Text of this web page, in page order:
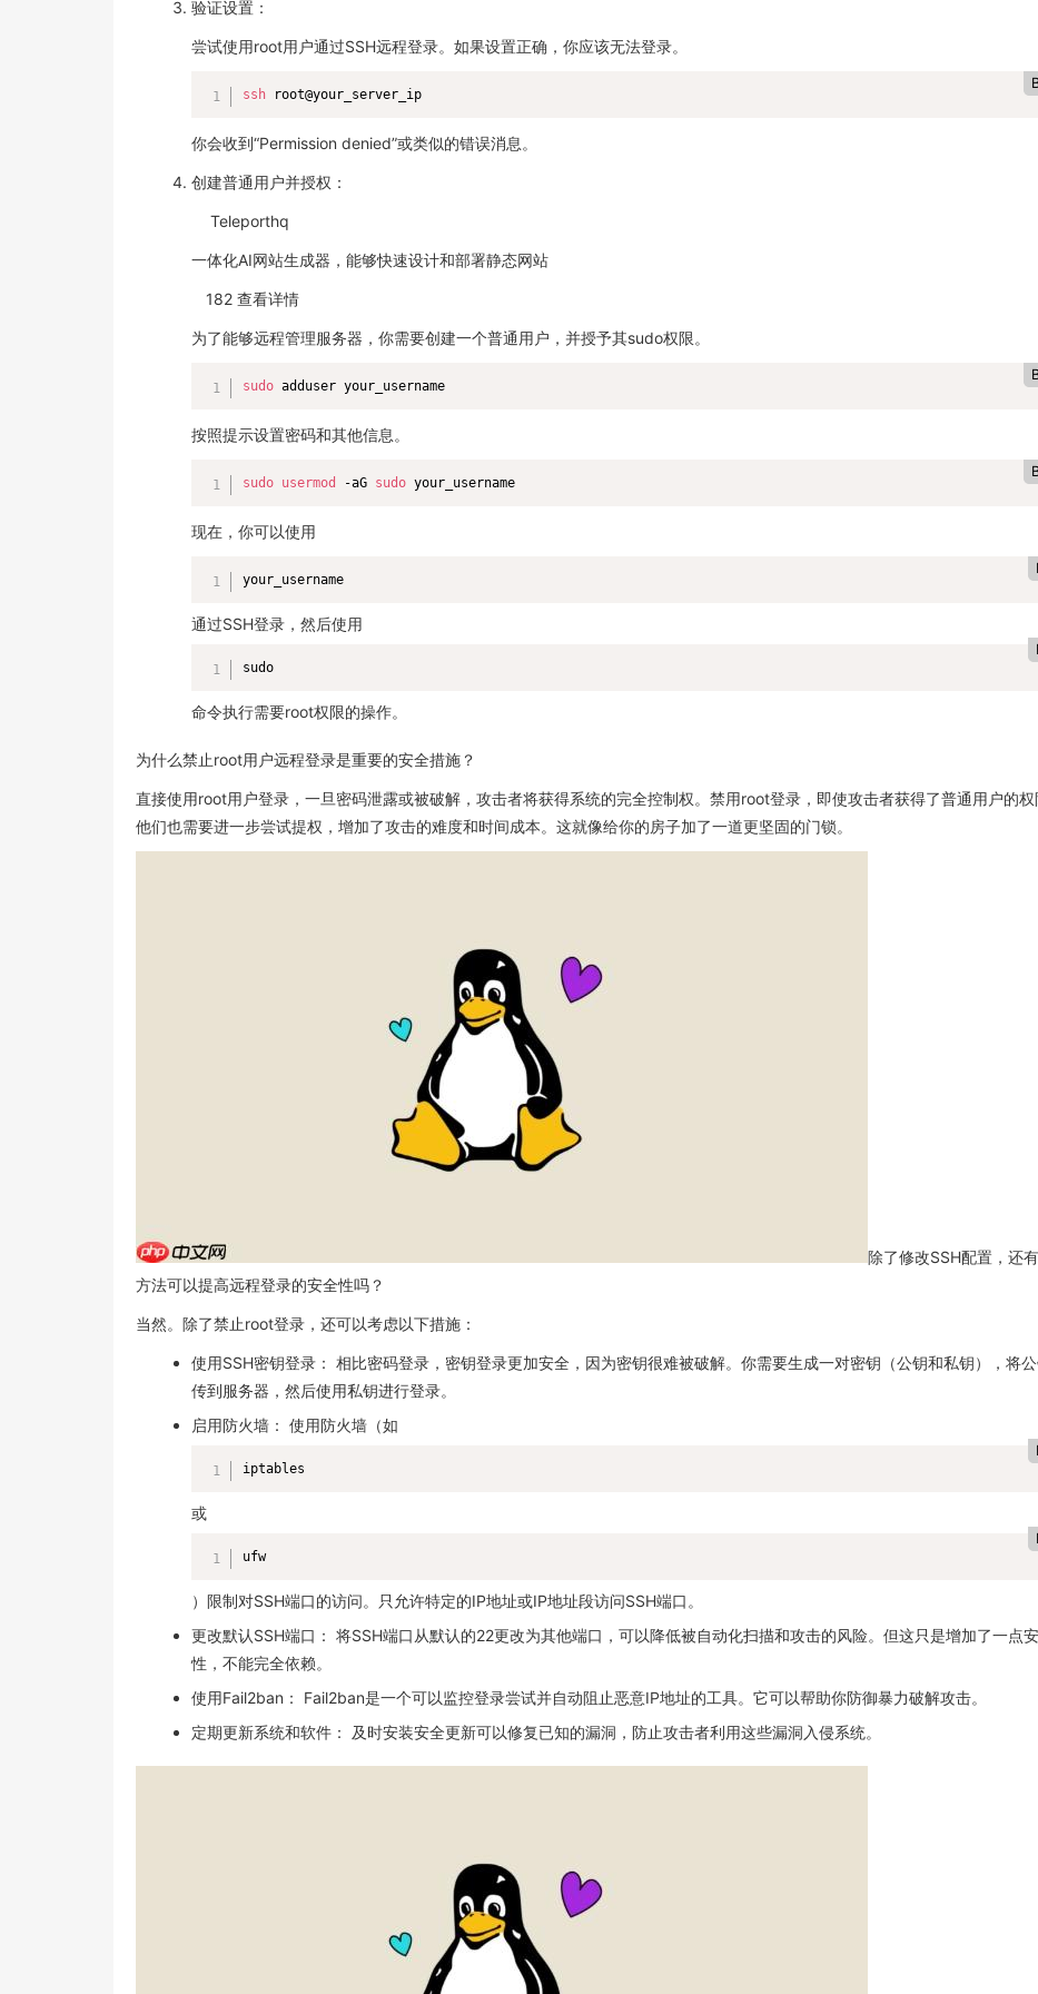
验证设置：
尝试使用root用户通过SSH远程登录。如果设置正确，你应该无法登录。
ssh root@your_server_ip
你会收到“Permission denied”或类似的错误消息。
创建普通用户并授权：
Teleporthq
一体化AI网站生成器，能够快速设计和部署静态网站
182 查看详情
为了能够远程管理服务器，你需要创建一个普通用户，并授予其sudo权限。
sudo adduser your_username
按照提示设置密码和其他信息。
sudo usermod -aG sudo your_username
现在，你可以使用
your_username
通过SSH登录，然后使用
sudo
命令执行需要root权限的操作。
为什么禁止root用户远程登录是重要的安全措施？
直接使用root用户登录，一旦密码泄露或被破解，攻击者将获得系统的完全控制权。禁用root登录，即使攻击者获得了普通用户的权
他们也需要进一步尝试提权，增加了攻击的难度和时间成本。这就像给你的房子加了一道更坚固的门锁。
除了修改SSH配置，还
方法可以提高远程登录的安全性吗？
当然。除了禁止root登录，还可以考虑以下措施：
使用SSH密钥登录： 相比密码登录，密钥登录更加安全，因为密钥很难被破解。你需要生成一对密钥（公钥和私钥），将
传到服务器，然后使用私钥进行登录。
启用防火墙： 使用防火墙（如
iptables
或
ufw
）限制对SSH端口的访问。只允许特定的IP地址或IP地址段访问SSH端口。
更改默认SSH端口： 将SSH端口从默认的22更改为其他端口，可以降低被自动化扫描和攻击的风险。但这只是增加了一点
性，不能完全依赖。
使用Fail2ban： Fail2ban是一个可以监控登录尝试并自动阻止恶意IP地址的工具。它可以帮助你防御暴力破解攻击。
定期更新系统和软件： 及时安装安全更新可以修复已知的漏洞，防止攻击者利用这些漏洞入侵系统。